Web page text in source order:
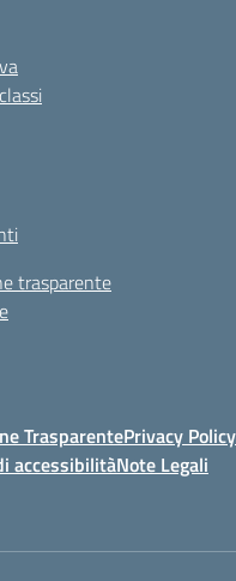
trasparente
TrasparentePrivacy Policy
accessibilitàNote Legali